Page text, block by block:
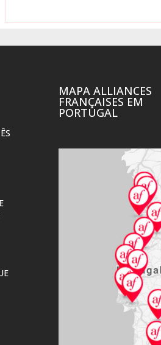
MAPA ALLIANCES
FRANÇAISES EM
PORTUGAL